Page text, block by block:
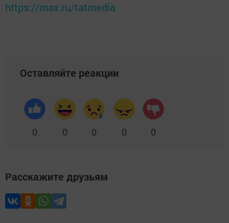
https://max.ru/tatmedia
Оставляйте реакции
0 0 0 0 0
Расскажите друзьям